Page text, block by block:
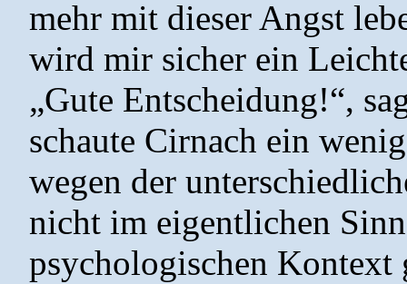
mehr mit dieser Angst
wird mir sicher ein
„Gute Entscheidung!“,
schaute Cirnach ein
wegen der
nicht im eigentlichen
psychologischen Kontext